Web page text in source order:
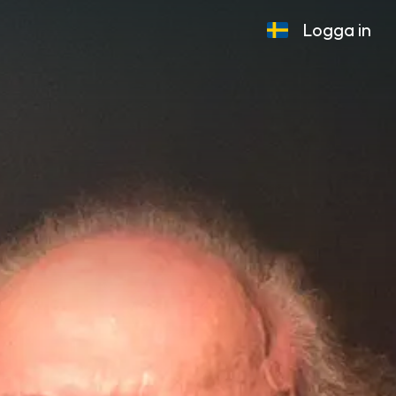
Logga in